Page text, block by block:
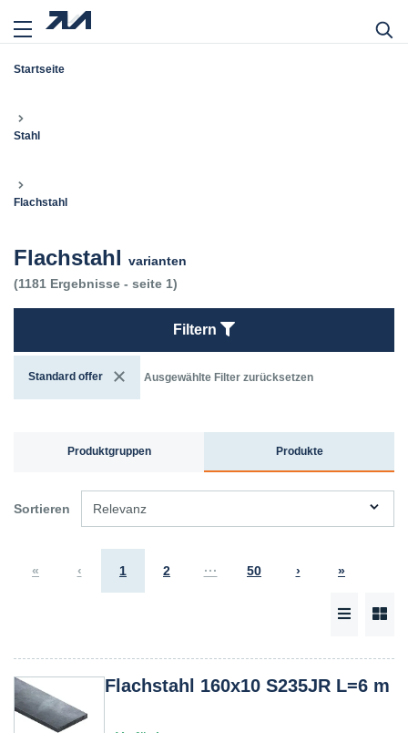
Startseite
Stahl
Flachstahl
Flachstahl varianten
(1181 Ergebnisse - seite 1)
Filtern
Standard offer Ausgewählte Filter zurücksetzen
Produktgruppen Produkte
Sortieren Relevanz
« ‹ 1 2 ··· 50 › »
Flachstahl 160x10 S235JR L=6 m